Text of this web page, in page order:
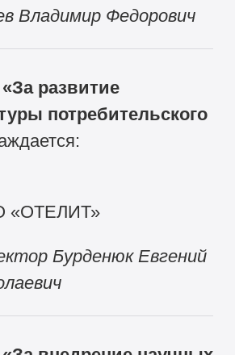
Владимир Федорович
«За развитие
потребительского
«ОТЕЛИТ»
Бурденюк Евгений